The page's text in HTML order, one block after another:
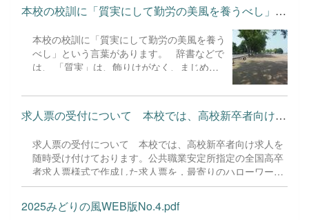
本校の校訓に「質実にして勤労の美風を養うべし」という言葉があ...
本校の校訓に「質実にして勤労の美風を養う
べし」という言葉があります。 辞書などで
は、 「質実」は、飾りけがなく、まじめな
身を労して仕事に励むこと。 「美風」は、
よいならわし、美しい風習。 などど
記載されております。 この校訓は、「まじ
えや心構えを美しく守り続けてほしい」とい
った考えではないかと私はとらえました。
生徒の皆さんはいかがでしょう。 本校の進
路状況ですが、令和6年度の例ですと進学が
45％、就職が55％です。 毎年、進学、就職
求人票の受付について 本校では、高校新卒者向け求人を随時受け...
求人票の受付について 本校では、高校新卒者向け求人を
随時受け付けております。公共職業安定所指定の全国高卒
者求人票様式で作成した求人票を，最寄りのハローワーク
で受付の上，本校進路指導部まで郵送またはご持参下さ
い。 ご来校いただく場合は，来校順にて求人受付を行い
ます。事前のご予約は必要ありません。なお、８月以降の
2025みどりの風WEB版No.4.pdf